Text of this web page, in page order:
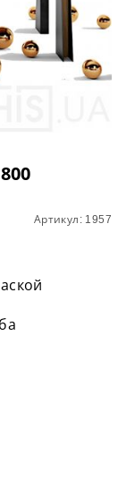
Артикул: 1957